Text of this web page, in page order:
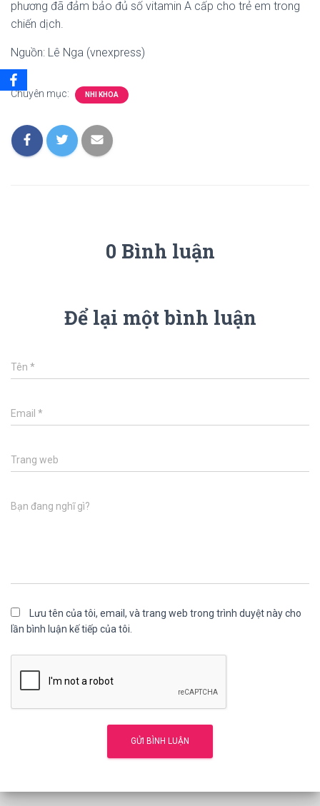
phương đã đảm bảo đủ số vitamin A cấp cho trẻ em trong
chiến dịch.
Nguồn: Lê Nga (vnexpress)
Chuyên mục: NHI KHOA
0 Bình luận
Để lại một bình luận
Tên *
Email *
Trang web
Bạn đang nghĩ gì?
Lưu tên của tôi, email, và trang web trong trình duyệt này cho
lần bình luận kế tiếp của tôi.